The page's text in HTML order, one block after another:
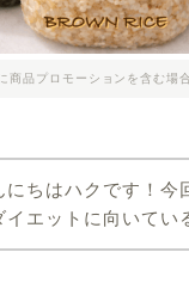
商品プロモーションを含む場
にちはハクです！今
イエットに向いてい